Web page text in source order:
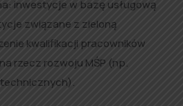
inwestycje w bazę usługową
związane z zieloną
kwalifikacji pracowników
rzecz rozwoju MŚP (np.